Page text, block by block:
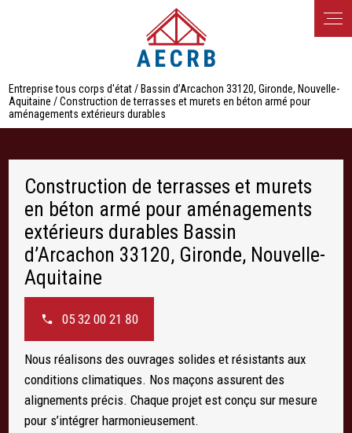
Entreprise tous corps d'état / Bassin d’Arcachon 33120, Gironde, Nouvelle-
Aquitaine / Construction de terrasses et murets en béton armé pour
aménagements extérieurs durables
Construction de terrasses et murets
en béton armé pour aménagements
extérieurs durables Bassin
d’Arcachon 33120, Gironde, Nouvelle-
Aquitaine
05 32 00 21 80
Nous réalisons des ouvrages solides et résistants aux
conditions climatiques. Nos maçons assurent des
alignements précis. Chaque projet est conçu sur mesure
pour s’intégrer harmonieusement.